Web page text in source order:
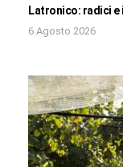
Latronico: radici
6 Agosto 2026